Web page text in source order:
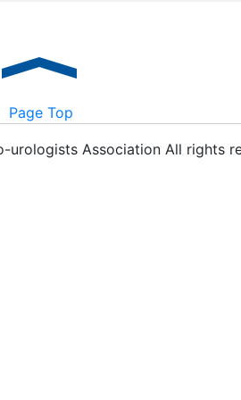
Page Top
Association All rights